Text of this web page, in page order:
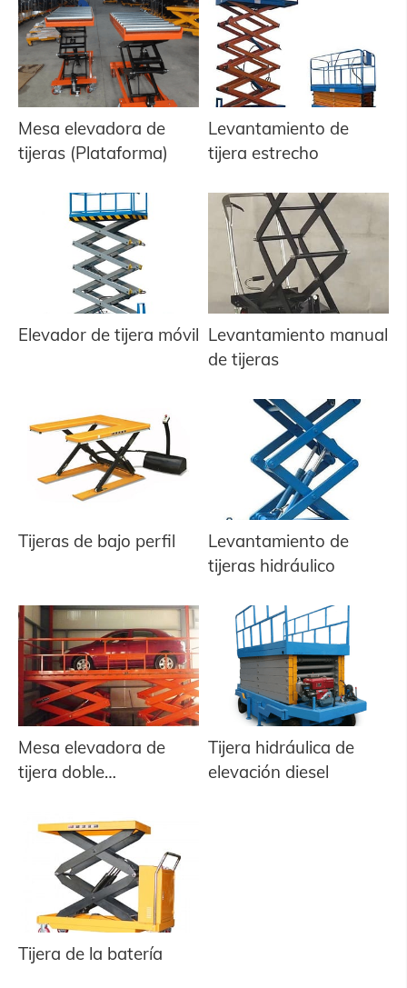
Mesa elevadora de
tijeras (Plataforma)
Levantamiento de
tijera estrecho
Elevador de tijera móvil Levantamiento manual
de tijeras
Tijeras de bajo perfil
Levantamiento de
tijeras hidráulico
Mesa elevadora de
tijera doble
Tijera hidráulica de
elevación diesel
Tijera de la batería